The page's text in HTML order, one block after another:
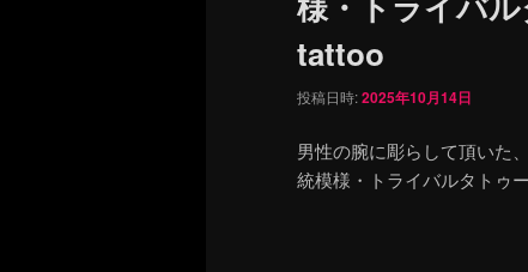
tattoo
投稿日時:2025年10月14日
男性の腕に彫らして頂いた
統模様・トライバルタトゥ